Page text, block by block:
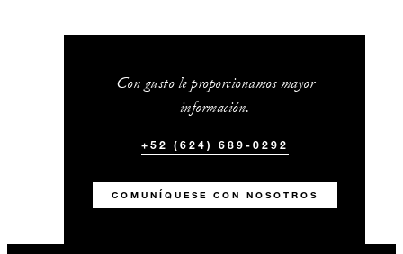
Con gusto le proporcionamos mayor
información.
+52 (624) 689-0292
COMUNÍQUESE CON NOSOTROS